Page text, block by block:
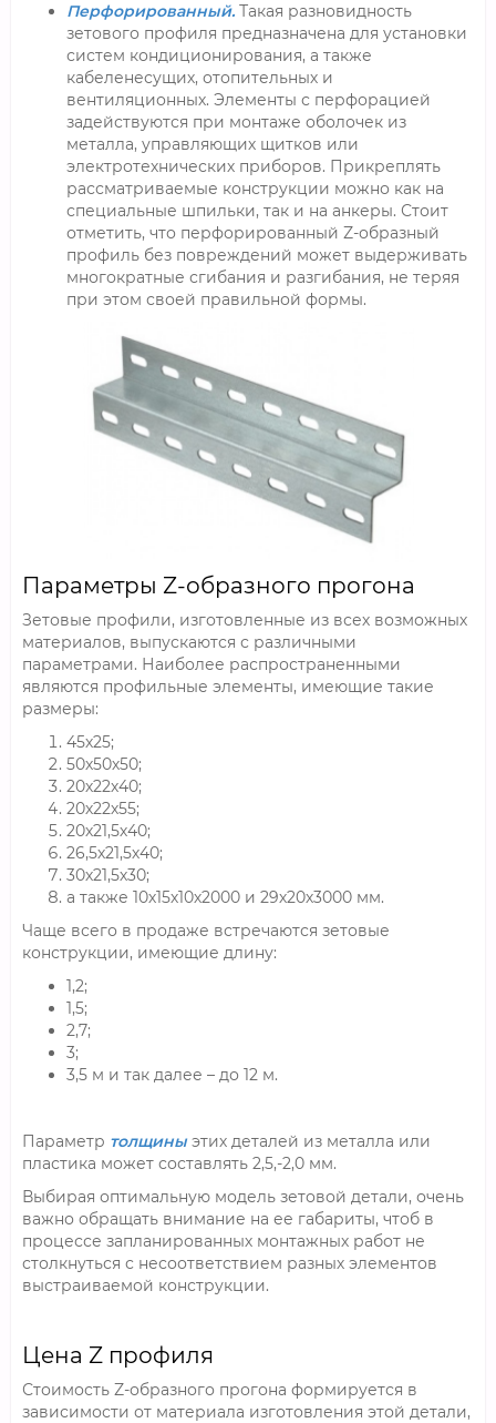
Перфорированный. Такая разновидность
зетового профиля предназначена для установки
систем кондиционирования, а также
кабеленесущих, отопительных и
вентиляционных. Элементы с перфорацией
задействуются при монтаже оболочек из
металла, управляющих щитков или
электротехнических приборов. Прикреплять
рассматриваемые конструкции можно как на
специальные шпильки, так и на анкеры. Стоит
отметить, что перфорированный Z-образный
профиль без повреждений может выдерживать
многократные сгибания и разгибания, не теряя
при этом своей правильной формы.
Параметры Z-образного прогона
Зетовые профили, изготовленные из всех возможных
материалов, выпускаются с различными
параметрами. Наиболее распространенными
являются профильные элементы, имеющие такие
размеры:
45х25;
50х50х50;
20х22х40;
20х22х55;
20х21,5х40;
26,5х21,5х40;
30х21,5х30;
а также 10х15х10х2000 и 29х20х3000 мм.
Чаще всего в продаже встречаются зетовые
конструкции, имеющие длину:
1,2;
1,5;
2,7;
3;
3,5 м и так далее – до 12 м.
Параметр толщиныэтих деталей из металла или
пластика может составлять 2,5,-2,0 мм.
Выбирая оптимальную модель зетовой детали, очень
важно обращать внимание на ее габариты, чтоб в
процессе запланированных монтажных работ не
столкнуться с несоответствием разных элементов
выстраиваемой конструкции.
Цена Z профиля
Стоимость Z-образного прогона формируется в
зависимости от материала изготовления этой детали,